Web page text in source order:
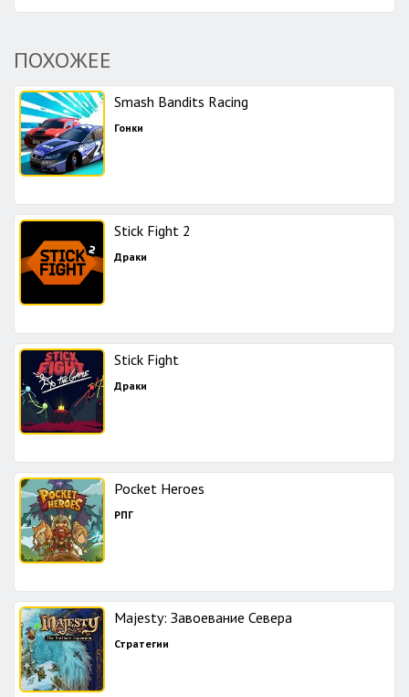
ПОХОЖЕЕ
Smash Bandits Racing
Гонки
Stick Fight 2
Драки
Stick Fight
Драки
Pocket Heroes
РПГ
Majesty: Завоевание Севера
Стратегии